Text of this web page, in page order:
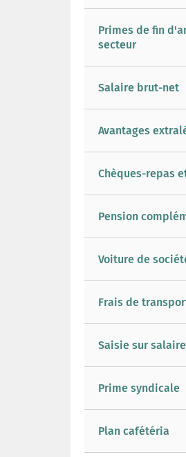
Primes de fin
secteur
Salaire brut-net
Avantages
Chèques-repas
Pension
Voiture de
Frais de
Saisie sur salaire
Prime syndicale
Plan cafétéria